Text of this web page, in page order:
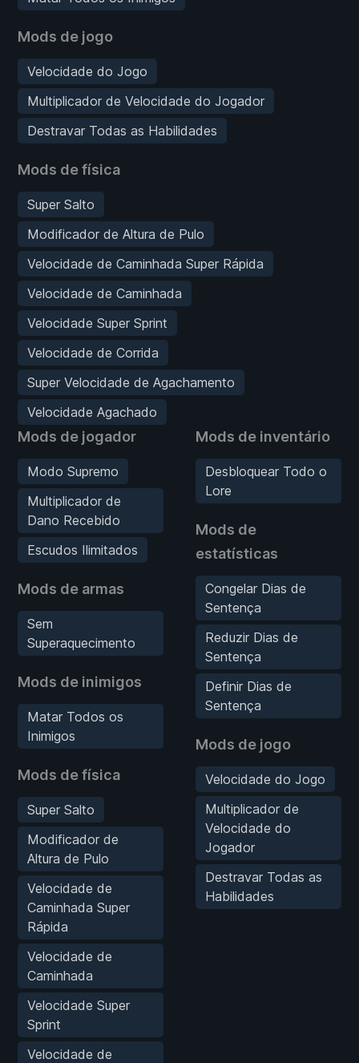
Mods de jogo
Velocidade do Jogo
Multiplicador de Velocidade do Jogador
Destravar Todas as Habilidades
Mods de física
Super Salto
Modificador de Altura de Pulo
Velocidade de Caminhada Super Rápida
Velocidade de Caminhada
Velocidade Super Sprint
Velocidade de Corrida
Super Velocidade de Agachamento
Velocidade Agachado
Mods de jogador
Modo Supremo
Multiplicador de
Dano Recebido
Escudos Ilimitados
Mods de armas
Sem
Superaquecimento
Mods de inimigos
Matar Todos os
Inimigos
Mods de física
Super Salto
Modificador de
Altura de Pulo
Velocidade de
Caminhada Super
Rápida
Velocidade de
Caminhada
Velocidade Super
Sprint
Velocidade de
Mods de inventário
Desbloquear Todo o
Lore
Mods de
estatísticas
Congelar Dias de
Sentença
Reduzir Dias de
Sentença
Definir Dias de
Sentença
Mods de jogo
Velocidade do Jogo
Multiplicador de
Velocidade do
Jogador
Destravar Todas as
Habilidades